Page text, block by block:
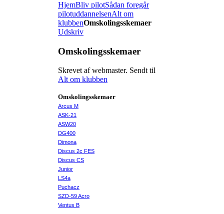
HjemBliv pilotSådan foregår
pilotuddannelsenAlt om
klubbenOmskolingsskemaer
Udskriv
Omskolingsskemaer
Skrevet af webmaster. Sendt til
Alt om klubben
Omskolingsskemaer
Arcus M
ASK-21
ASW20
DG400
Dimona
Discus 2c FES
Discus CS
Junior
LS4a
Puchacz
SZD-59 Acro
Ventus B